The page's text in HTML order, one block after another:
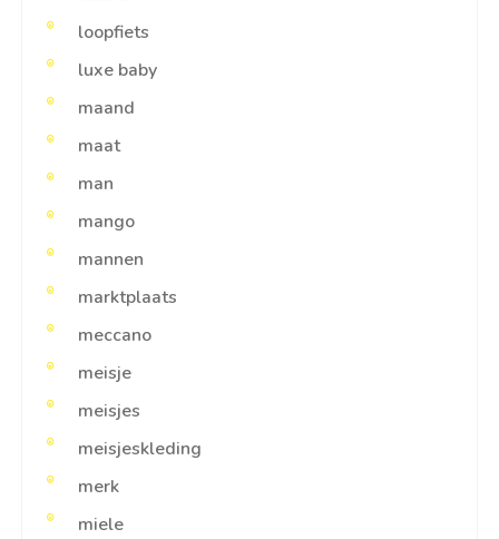
loopfiets
luxe baby
maand
maat
man
mango
mannen
marktplaats
meccano
meisje
meisjes
meisjeskleding
merk
miele